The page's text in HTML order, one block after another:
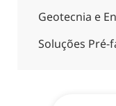
Geotecnia e
Soluções Pré-